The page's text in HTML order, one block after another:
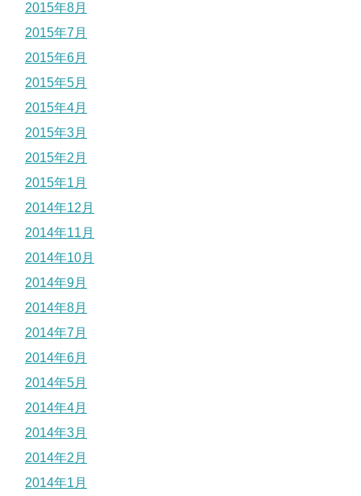
2015年8月
2015年7月
2015年6月
2015年5月
2015年4月
2015年3月
2015年2月
2015年1月
2014年12月
2014年11月
2014年10月
2014年9月
2014年8月
2014年7月
2014年6月
2014年5月
2014年4月
2014年3月
2014年2月
2014年1月